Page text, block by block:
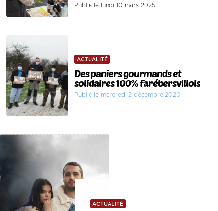
Publié le lundi 10 mars 2025
ACTUALITÉ
Des paniers gourmands et
solidaires 100% farébersvillois
Publié le mercredi 2 décembre 2020
ACTUALITÉ